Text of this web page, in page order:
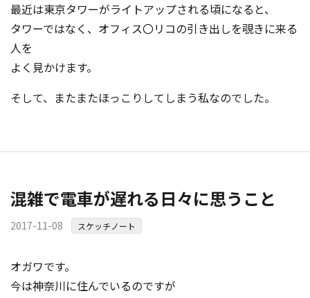
最近は東京タワーがライトアップされる頃になると、
タワーではなく、オフィス〇リコの引き出しを覗きに来る
人を
よく見かけます。
そして、またまたほっこりしてしまう私なのでした。
混雑で電車が遅れる日々に思うこと
2017-11-08 スケッチノート
オガワです。
今は神奈川に住んでいるのですが